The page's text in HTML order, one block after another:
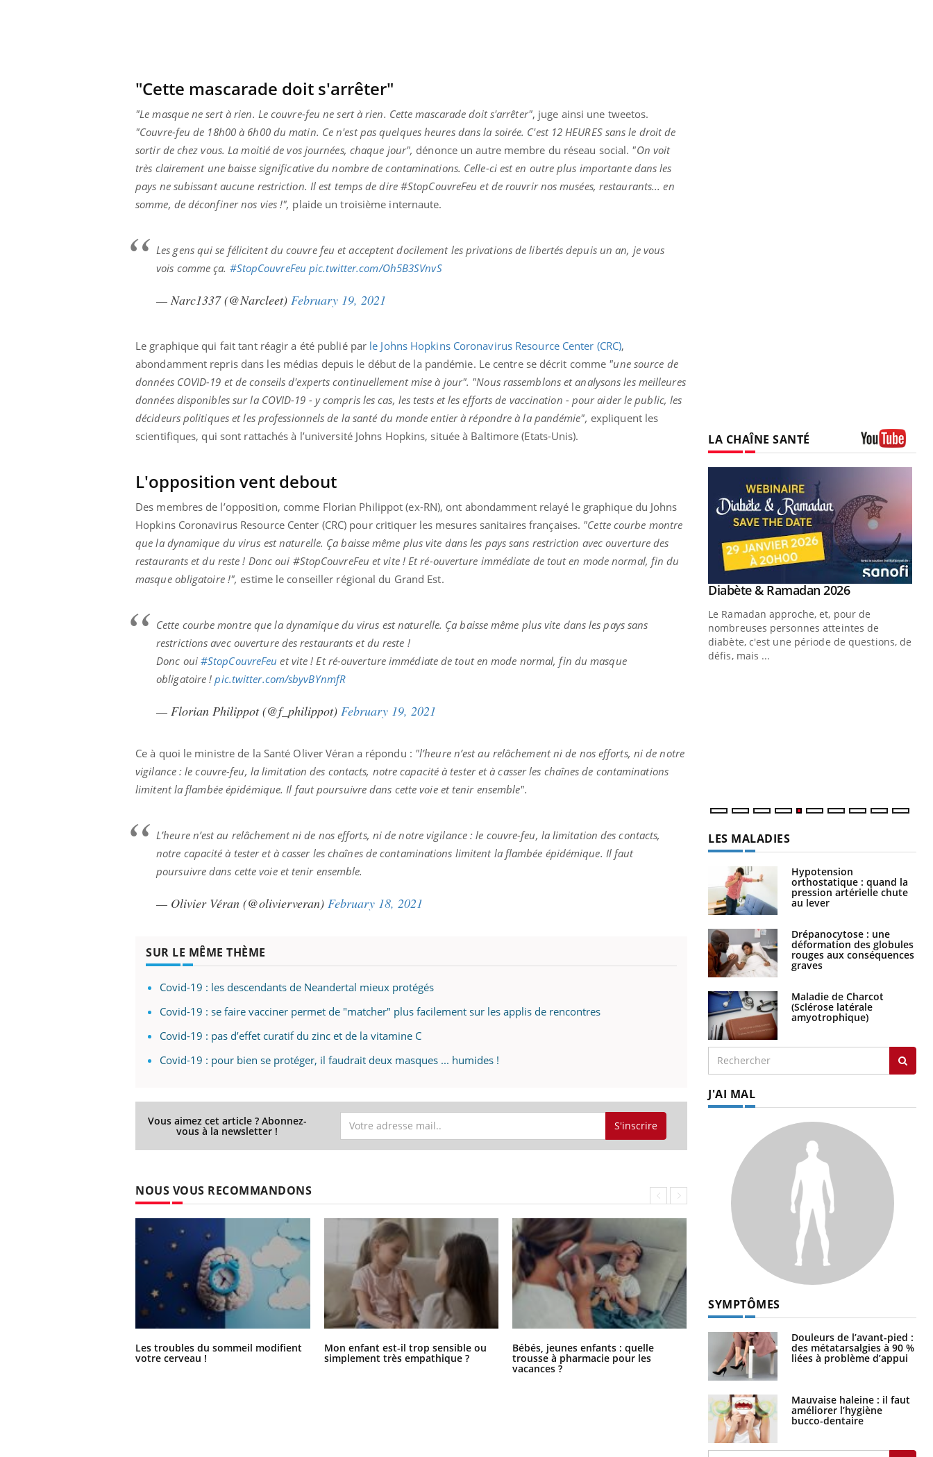
"Cette mascarade doit s'arrêter"
"Le masque ne sert à rien. Le couvre-feu ne sert à rien. Cette mascarade doit s'arrêter", juge ainsi une tweetos.
"Couvre-feu de 18h00 à 6h00 du matin. Ce n'est pas quelques heures dans la soirée. C'est 12 HEURES sans le droit de
sortir de chez vous. La moitié de vos journées, chaque jour", dénonce un autre membre du réseau social. "On voit
très clairement une baisse significative du nombre de contaminations. Celle-ci est en outre plus importante dans les
pays ne subissant aucune restriction. Il est temps de dire #StopCouvreFeu et de rouvrir nos musées, restaurants... en
somme, de déconfiner nos vies !", plaide un troisième internaute.
Les gens qui se félicitent du couvre feu et acceptent docilement les privations de libertés depuis un an, je vous
vois comme ça. #StopCouvreFeu pic.twitter.com/Oh5B3SVnvS
— Narc1337 (@Narcleet) February 19, 2021
Le graphique qui fait tant réagir a été publié par le Johns Hopkins Coronavirus Resource Center (CRC),
abondamment repris dans les médias depuis le début de la pandémie. Le centre se décrit comme "une source de
données COVID-19 et de conseils d'experts continuellement mise à jour". "Nous rassemblons et analysons les meilleures
données disponibles sur la COVID-19 - y compris les cas, les tests et les efforts de vaccination - pour aider le public, les
décideurs politiques et les professionnels de la santé du monde entier à répondre à la pandémie", expliquent les
scientifiques, qui sont rattachés à l’université Johns Hopkins, située à Baltimore (Etats-Unis).
L'opposition vent debout
Des membres de l’opposition, comme Florian Philippot (ex-RN), ont abondamment relayé le graphique du Johns
Hopkins Coronavirus Resource Center (CRC) pour critiquer les mesures sanitaires françaises. "Cette courbe montre
que la dynamique du virus est naturelle. Ça baisse même plus vite dans les pays sans restriction avec ouverture des
restaurants et du reste ! Donc oui #StopCouvreFeu et vite ! Et ré-ouverture immédiate de tout en mode normal, fin du
masque obligatoire !", estime le conseiller régional du Grand Est.
Cette courbe montre que la dynamique du virus est naturelle. Ça baisse même plus vite dans les pays sans
restrictions avec ouverture des restaurants et du reste !
Donc oui #StopCouvreFeu et vite ! Et ré-ouverture immédiate de tout en mode normal, fin du masque
obligatoire !pic.twitter.com/sbyvBYnmfR
— Florian Philippot (@f_philippot) February 19, 2021
Ce à quoi le ministre de la Santé Oliver Véran a répondu : "l’heure n’est au relâchement ni de nos efforts, ni de notre
vigilance : le couvre-feu, la limitation des contacts, notre capacité à tester et à casser les chaînes de contaminations
limitent la flambée épidémique. Il faut poursuivre dans cette voie et tenir ensemble".
L’heure n’est au relâchement ni de nos efforts, ni de notre vigilance : le couvre-feu, la limitation des contacts,
notre capacité à tester et à casser les chaînes de contaminations limitent la flambée épidémique. Il faut
poursuivre dans cette voie et tenir ensemble.
— Olivier Véran (@olivierveran) February 18, 2021
SUR LE MÊME THÈME
Covid-19 : les descendants de Neandertal mieux protégés
Covid-19 : se faire vacciner permet de "matcher" plus facilement sur les applis de rencontres
Covid-19 : pas d’effet curatif du zinc et de la vitamine C
Covid-19 : pour bien se protéger, il faudrait deux masques ... humides !
Vous aimez cet article ? Abonnez-
vous à la newsletter ! S'inscrire
NOUS VOUS RECOMMANDONS
Les troubles du sommeil modifient
votre cerveau !
Mon enfant est-il trop sensible ou
simplement très empathique ?
Bébés, jeunes enfants : quelle
trousse à pharmacie pour les
vacances ?
Syndrome métabolique : quels sont
les meilleurs exercices physiques ?
LA CHAÎNE SANTÉ
Carence en fer : comprendre pour
Youtube
Fatigue, irritabilité, brouillard mental ou
même alopécie… Les symptômes de la
carence en fer sont multiples ce qui la rend
Insuline & Charge mentale : et si on
En 2026, l'insuline dans le diabète de type 2
reste entourée d'idées reçues chez les
patients comme parfois chez les soignants.
L'été arrive… et avec lui, un tout nouveau
soleil, activités en plein air… Nos mains
sont ...
Youtube
Diabète & Ramadan 2026Youtube
Le Ramadan approche, et, pour de
nombreuses personnes atteintes de
diabète, c'est une période de questions, de
défis, mais ...
LES MALADIES
Hypotension
orthostatique : quand la
pression artérielle chute
au lever
Drépanocytose : une
déformation des globules
rouges aux conséquences
graves
Maladie de Charcot
(Sclérose latérale
amyotrophique)
J'AI MAL
SYMPTÔMES
Douleurs de l’avant-pied :
des métatarsalgies à 90 %
liées à problème d’appui
Mauvaise haleine : il faut
améliorer l’hygiène
bucco-dentaire